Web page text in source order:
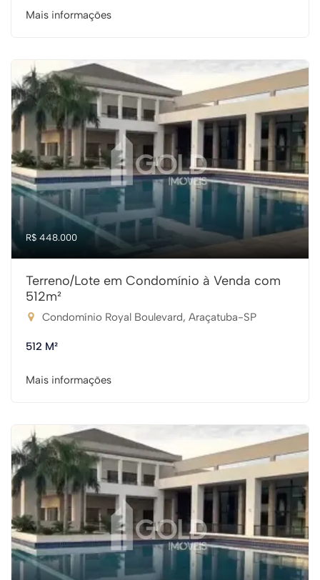
Mais informações
R$ 448.000
Terreno/Lote em Condomínio à Venda com
512m²
Condomínio Royal Boulevard, Araçatuba-SP
512 M²
Mais informações